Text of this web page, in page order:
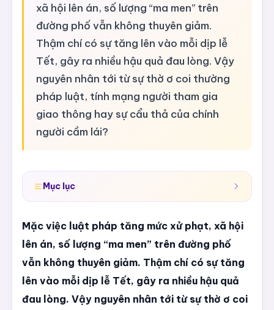
xã hội lên án, số lượng “ma men” trên
đường phố vẫn không thuyên giảm.
Thậm chí có sự tăng lên vào mỗi dịp lễ
Tết, gây ra nhiều hậu quả đau lòng. Vậy
nguyên nhân tới từ sự thờ ơ coi thường
pháp luật, tính mạng người tham gia
giao thông hay sự cẩu thả của chính
người cầm lái?
Mục lục
Mặc việc luật pháp tăng mức xử phạt, xã hội
lên án, số lượng “ma men” trên đường phố
vẫn không thuyên giảm. Thậm chí có sự tăng
lên vào mỗi dịp lễ Tết, gây ra nhiều hậu quả
đau lòng. Vậy nguyên nhân tới từ sự thờ ơ coi